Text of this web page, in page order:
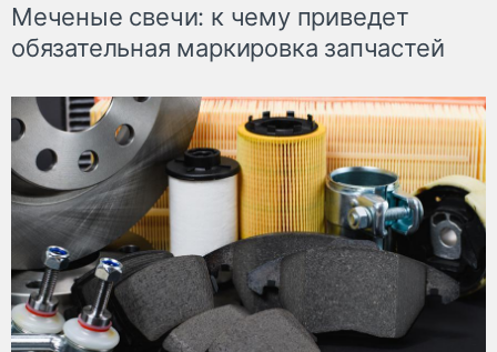
Меченые свечи: к чему приведет
обязательная маркировка запчастей